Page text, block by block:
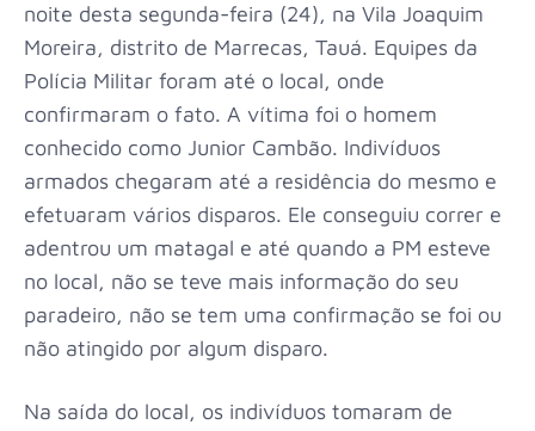
noite desta segunda-feira (24), na Vila Joaquim
Moreira, distrito de Marrecas, Tauá. Equipes da
Polícia Militar foram até o local, onde
confirmaram o fato. A vítima foi o homem
conhecido como Junior Cambão. Indivíduos
armados chegaram até a residência do mesmo e
efetuaram vários disparos. Ele conseguiu correr e
adentrou um matagal e até quando a PM esteve
no local, não se teve mais informação do seu
paradeiro, não se tem uma confirmação se foi ou
não atingido por algum disparo.
Na saída do local, os indivíduos tomaram de